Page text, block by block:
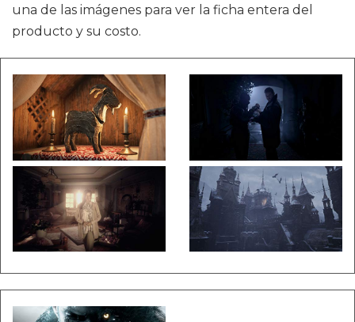
una de las imágenes para ver la ficha entera del
producto y su costo.